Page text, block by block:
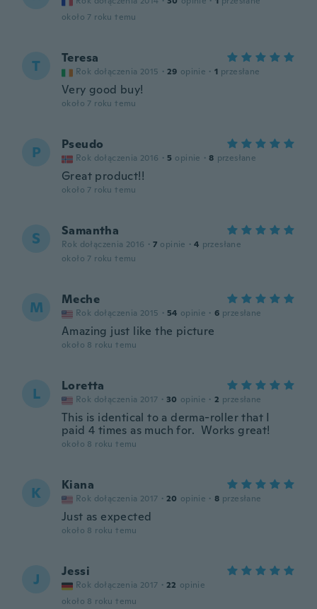
około 7 roku temu
T Teresa
Rok dołączenia 2015 · 29 opinie · 1 przesłane
Very good buy!
około 7 roku temu
P Pseudo
Rok dołączenia 2016 · 5 opinie · 8 przesłane
Great product!!
około 7 roku temu
S Samantha
Rok dołączenia 2016 · 7 opinie · 4 przesłane
około 7 roku temu
M Meche
Rok dołączenia 2015 · 54 opinie · 6 przesłane
Amazing just like the picture
około 8 roku temu
L Loretta
Rok dołączenia 2017 · 30 opinie · 2 przesłane
This is identical to a derma-roller that I
paid 4 times as much for. Works great!
około 8 roku temu
K Kiana
Rok dołączenia 2017 · 20 opinie · 8 przesłane
Just as expected
około 8 roku temu
J Jessi
Rok dołączenia 2017 · 22 opinie
około 8 roku temu